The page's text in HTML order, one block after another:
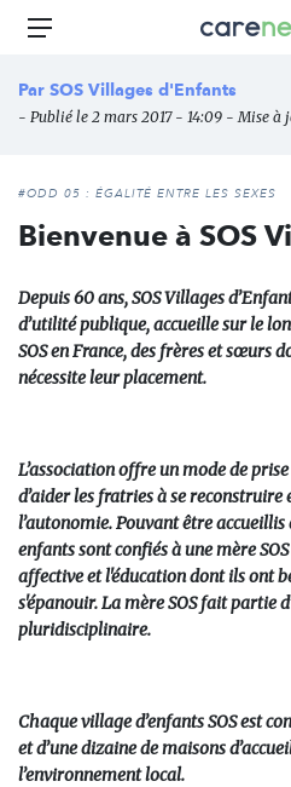
Aller
principal
média
des
Menu
Par SOS Villages d'Enfants
- Publié le 2 mars 2017 - 14:09 - Mise à
#ODD 05 : ÉGALITÉ ENTRE LES SEXES
Bienvenue à SOS
Depuis 60 ans, SOS Villages
d’utilité publique, accueille sur le
SOS en France, des frères et sœurs
nécessite leur placement.
L’association offre un mode de
d’aider les fratries à se reconstruire
l’autonomie. Pouvant être accueillis
enfants sont confiés à une mère
affective et l'éducation dont ils ont
s'épanouir. La mère SOS fait partie
pluridisciplinaire.
Chaque village d’enfants SOS est
et d’une dizaine de maisons
l’environnement local.